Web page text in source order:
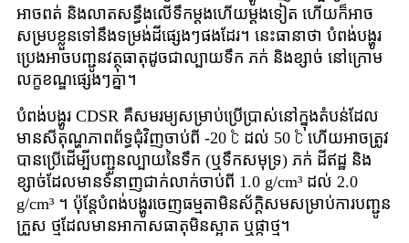
អាចពត់ និងលាតសន្ធឹងលើទឹកម្តងហើយម្តងទៀត ហើយក៏អាច
សម្របខ្លួនទៅនឹងទម្រង់ដីផ្សេងៗផងដែរ។ នេះធានាថា បំពង់បង្ហូរ
ប្រេងអាចបញ្ជូនវត្ថុធាតុដូចជាល្បាយទឹក ភក់ និងខ្សាច់ នៅក្រោម
លក្ខខណ្ឌផ្សេងៗគ្នា។
បំពង់បង្ហូរ CDSR គឺសមរម្យសម្រាប់ប្រើប្រាស់នៅក្នុងតំបន់ដែល
មានសីតុណ្ហភាពព័ទ្ធជុំវិញចាប់ពី -20 ℃ ដល់ 50 ℃ ហើយអាចត្រូវ
បានប្រើដើម្បីបញ្ជូនល្បាយនៃទឹក (ឬទឹកសមុទ្រ) ភក់ ដីឥដ្ឋ និង
ខ្សាច់ដែលមានទំនាញជាក់លាក់ចាប់ពី 1.0 g/cm³ ដល់ 2.0
g/cm³ ។ ប៉ុន្តែបំពង់បង្ហូរចេញធម្មតាមិនស័ក្តិសមសម្រាប់ការបញ្ជូន
ក្រួស ថ្មដែលមានអាកាសធាតុមិនស្អាត ឬផ្កាថ្ម។